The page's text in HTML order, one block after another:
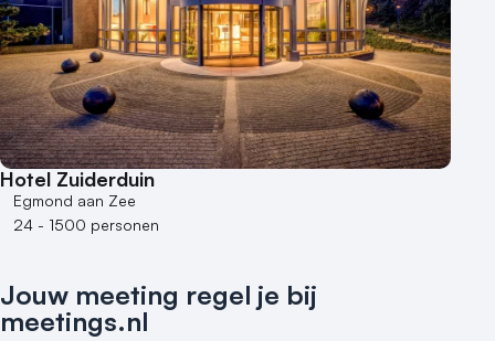
Hotel Zuiderduin
Egmond aan Zee
24 - 1500 personen
Jouw meeting regel je bij
meetings.nl